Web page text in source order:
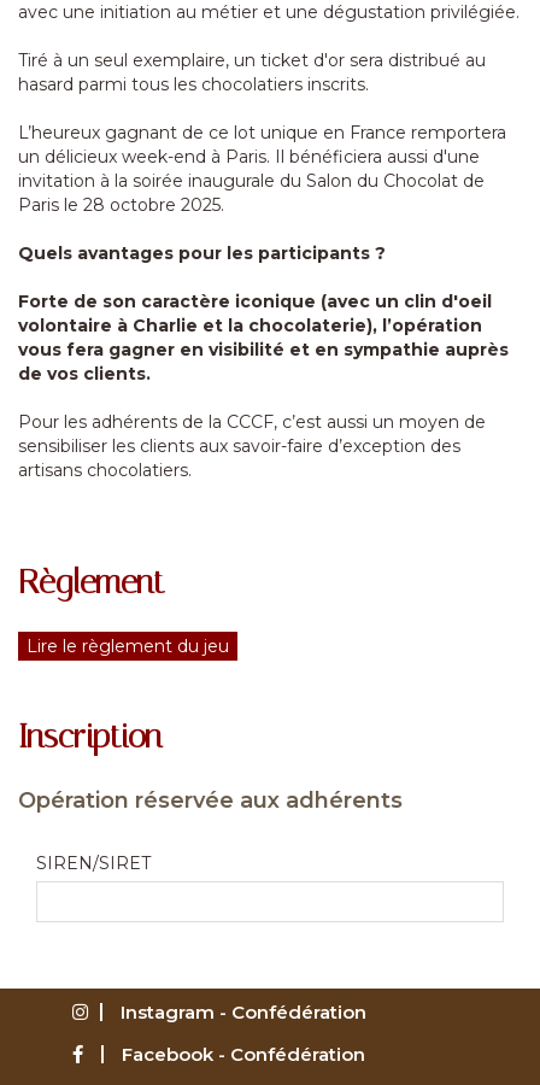
avec une initiation au métier et une dégustation privilégiée.
Tiré à un seul exemplaire, un ticket d'or sera distribué au
hasard parmi tous les chocolatiers inscrits.
L’heureux gagnant de ce lot unique en France remportera
un délicieux week-end à Paris. Il bénéficiera aussi d'une
invitation à la soirée inaugurale du Salon du Chocolat de
Paris le 28 octobre 2025.
Quels avantages pour les participants ?
Forte de son caractère iconique (avec un clin d'oeil
volontaire à Charlie et la chocolaterie), l’opération
vous fera gagner en visibilité et en sympathie auprès
de vos clients.
Pour les adhérents de la CCCF, c’est aussi un moyen de
sensibiliser les clients aux savoir-faire d’exception des
artisans chocolatiers.
Règlement
Lire le règlement du jeu
Inscription
Opération réservée aux adhérents
SIREN/SIRET
Instagram - Confédération
Facebook - Confédération